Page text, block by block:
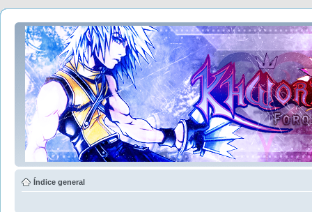
Índice general